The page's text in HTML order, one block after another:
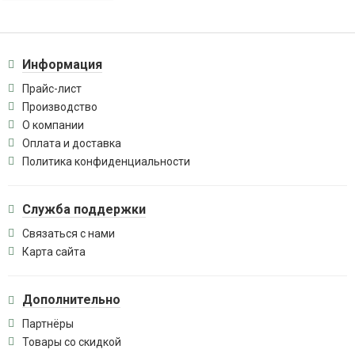
Информация
Прайс-лист
Производство
О компании
Оплата и доставка
Политика конфиденциальности
Служба поддержки
Связаться с нами
Карта сайта
Дополнительно
Партнёры
Товары со скидкой